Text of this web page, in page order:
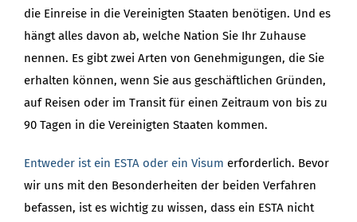
die Einreise in die Vereinigten Staaten benötigen. Und es
hängt alles davon ab, welche Nation Sie Ihr Zuhause
nennen. Es gibt zwei Arten von Genehmigungen, die Sie
erhalten können, wenn Sie aus geschäftlichen Gründen,
auf Reisen oder im Transit für einen Zeitraum von bis zu
90 Tagen in die Vereinigten Staaten kommen.
Entweder ist ein ESTA oder ein Visum erforderlich. Bevor
wir uns mit den Besonderheiten der beiden Verfahren
befassen, ist es wichtig zu wissen, dass ein ESTA nicht